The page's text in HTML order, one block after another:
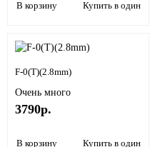
В корзину Купить в один клик
F-0(T)(2.8mm)
Очень много
3790р.
В корзину Купить в один клик